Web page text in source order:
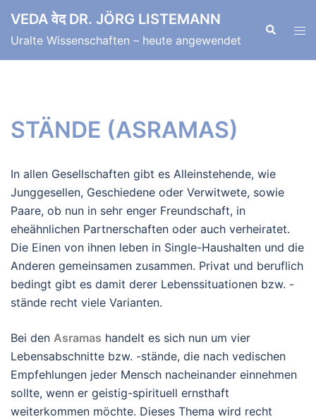
Inhalt
springen
VEDA वेद DR. JÖRG LISTEMANN
Uralte Wissenschaften – heute angewendet
Suche
STÄNDE (ASRAMAS)
In allen Gesellschaften gibt es Alleinstehende, wie
Junggesellen, Geschiedene oder Verwitwete, sowie
Paare, ob nun in sehr enger Freundschaft, in
eheähnlichen Partnerschaften oder auch verheiratet.
Die Einen von ihnen leben in Single-Haushalten und die
Anderen gemeinsamen zusammen. Privat und beruflich
bedingt gibt es damit derer Lebenssituationen bzw. -
stände recht viele Varianten.
Bei den Asramas handelt es sich nun um vier
Lebensabschnitte bzw. -stände, die nach vedischen
Empfehlungen jeder Mensch nacheinander einnehmen
sollte, wenn er geistig-spirituell ernsthaft
weiterkommen möchte. Dieses Thema wird recht